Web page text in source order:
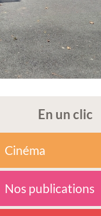
En un clic
Cinéma
Nos publications